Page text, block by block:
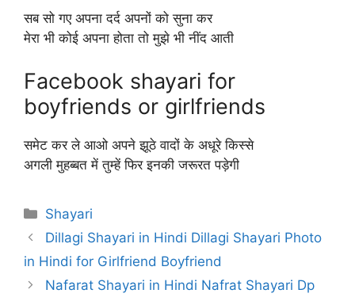
सब सो गए अपना दर्द अपनों को सुना कर
मेरा भी कोई अपना होता तो मुझे भी नींद आती
Facebook shayari for
boyfriends or girlfriends
समेट कर ले आओ अपने झूठे वादों के अधूरे किस्से
अगली मुहब्बत में तुम्हें फिर इनकी जरूरत पड़ेगी
Categories
Shayari
Dillagi Shayari in Hindi Dillagi Shayari Photo
in Hindi for Girlfriend Boyfriend
Nafarat Shayari in Hindi Nafrat Shayari Dp